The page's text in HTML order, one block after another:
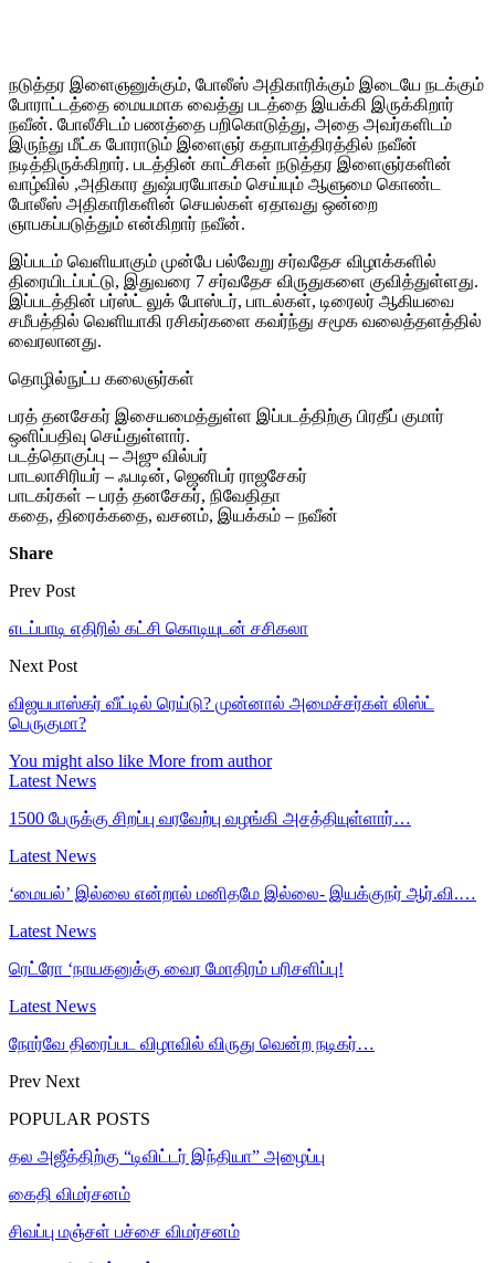
நடுத்தர இளைஞனுக்கும், போலீஸ் அதிகாரிக்கும் இடையே நடக்கும்
போராட்டத்தை மையமாக வைத்து படத்தை இயக்கி இருக்கிறார்
நவீன். போலீசிடம் பணத்தை பறிகொடுத்து, அதை அவர்களிடம்
இருந்து மீட்க போராடும் இளைஞர் கதாபாத்திரத்தில் நவீன்
நடித்திருக்கிறார். படத்தின் காட்சிகள் நடுத்தர இளைஞர்களின்
வாழ்வில் ,அதிகார துஷ்பரயோகம் செய்யும் ஆளுமை கொண்ட
போலீஸ் அதிகாரிகளின் செயல்கள் ஏதாவது ஒன்றை
ஞாபகப்படுத்தும் என்கிறார் நவீன்.
இப்படம் வெளியாகும் முன்பே பல்வேறு சர்வதேச விழாக்களில்
திரையிடப்பட்டு, இதுவரை 7 சர்வதேச விருதுகளை குவித்துள்ளது.
இப்படத்தின் பர்ஸ்ட் லுக் போஸ்டர், பாடல்கள், டிரைலர் ஆகியவை
சமீபத்தில் வெளியாகி ரசிகர்களை கவர்ந்து சமூக வலைத்தளத்தில்
வைரலானது.
தொழில்நுட்ப கலைஞர்கள்
பரத் தனசேகர் இசையமைத்துள்ள இப்படத்திற்கு பிரதீப் குமார்
ஒளிப்பதிவு செய்துள்ளார்.
படத்தொகுப்பு – அஜு வில்பர்
பாடலாசிரியர் – ஃபடின், ஜெனிபர் ராஜசேகர்
பாடகர்கள் – பரத் தனசேகர், நிவேதிதா
கதை, திரைக்கதை, வசனம், இயக்கம் – நவீன்
Share
Prev Post
எடப்பாடி எதிரில் கட்சி கொடியுடன் சசிகலா
Next Post
விஜயபாஸ்கர் வீட்டில் ரெய்டு? முன்னால் அமைச்சர்கள் லிஸ்ட்
பெருகுமா?
You might also like More from author
Latest News
1500 பேருக்கு சிறப்பு வரவேற்பு வழங்கி அசத்தியுள்ளார்…
Latest News
‘மையல்’ இல்லை என்றால் மனிதமே இல்லை- இயக்குநர் ஆர்.வி.…
Latest News
ரெட்ரோ ‘நாயகனுக்கு வைர மோதிரம் பரிசளிப்பு!
Latest News
நோர்வே திரைப்பட விழாவில் விருது வென்ற நடிகர்…
Prev Next
POPULAR POSTS
தல அஜீத்திற்கு “டிவிட்டர் இந்தியா” அழைப்பு
கைதி விமர்சனம்
சிவப்பு மஞ்சள் பச்சை விமர்சனம்